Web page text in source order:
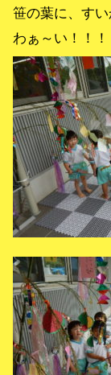
笹の葉に、す
わぁ～い！！